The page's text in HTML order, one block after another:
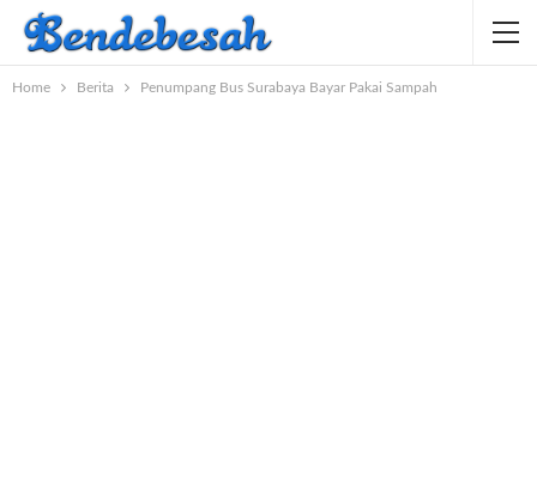
Home Berita Penumpang Bus Surabaya Bayar Pakai Sampah